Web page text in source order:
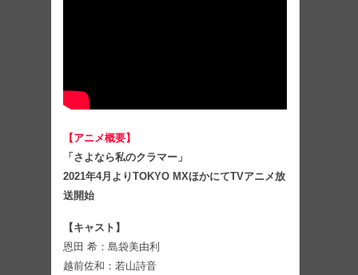
【アニメ概要】
「さよなら私のクラマー」
2021年4月よりTOKYO MXほかにてTVアニメ放
送開始
【キャスト】
恩田 希：島袋美由利
越前佐和：若山詩音